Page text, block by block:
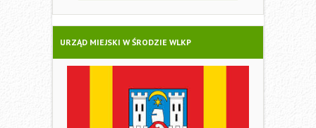
URZĄD MIEJSKI W ŚRODZIE WLKP